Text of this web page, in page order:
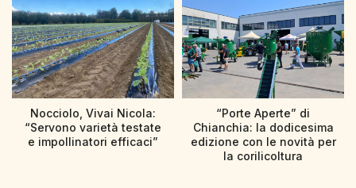
Nocciolo, Vivai Nicola:
“Servono varietà testate
e impollinatori efficaci”
“Porte Aperte” di
Chianchia: la dodicesima
edizione con le novità per
la corilicoltura